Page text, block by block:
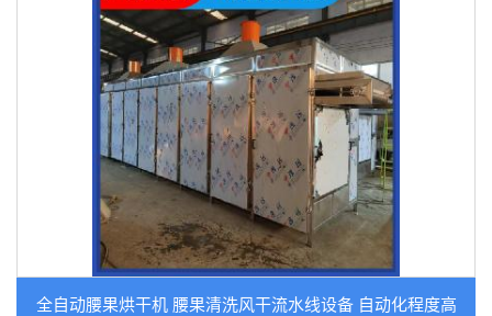
全自动腰果烘干机 腰果清洗风干流水线设备 自动化程度高